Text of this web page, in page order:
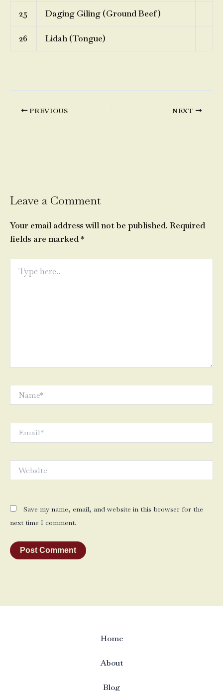
25 Daging Giling (Ground Beef)
26 Lidah (Tongue)
PREVIOUS NEXT
Leave a Comment
Your email address will not be published. Required
fields are marked*
here..
Save my name, email, and website in this browser for the
next time I comment.
Home
About
Blog